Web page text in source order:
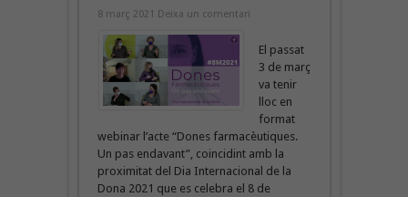
8 març 2021 Deixa un comentari
El passat
3 de març
va tenir
lloc en
format
webinar l’acte “Dones farmacèutiques.
Un pas endavant”, coincidint amb la
proximitat del Dia Internacional de la
Dona 2021 que es celebra el 8 de